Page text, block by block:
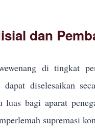
dan
di tingkat
diselesaikan
bagi aparat
supremasi